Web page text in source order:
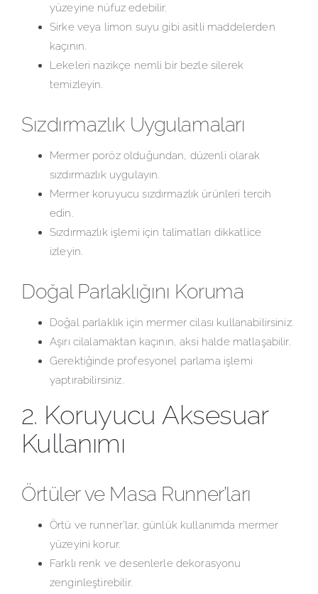
yüzeyine nüfuz edebilir.
Sirke veya limon suyu gibi asitli maddelerden
kaçının.
Lekeleri nazikçe nemli bir bezle silerek
temizleyin.
Sızdırmazlık Uygulamaları
Mermer poröz olduğundan, düzenli olarak
sızdırmazlık uygulayın.
Mermer koruyucu sızdırmazlık ürünleri tercih
edin.
Sızdırmazlık işlemi için talimatları dikkatlice
izleyin.
Doğal Parlaklığını Koruma
Doğal parlaklık için mermer cilası kullanabilirsiniz.
Aşırı cilalamaktan kaçının, aksi halde matlaşabilir.
Gerektiğinde profesyonel parlama işlemi
yaptırabilirsiniz.
2. Koruyucu Aksesuar
Kullanımı
Örtüler ve Masa Runner’ları
Örtü ve runner’lar, günlük kullanımda mermer
yüzeyini korur.
Farklı renk ve desenlerle dekorasyonu
zenginleştirebilir.